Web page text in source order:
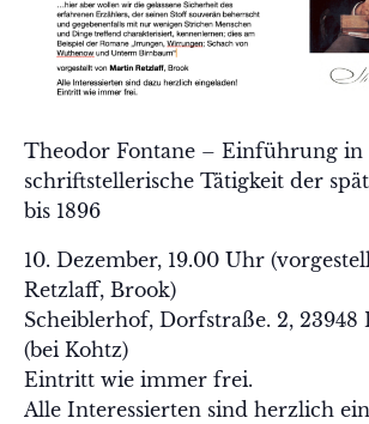
Theodor Fontane – Einführung in
schriftstellerische Tätigkeit der
bis 1896
10. Dezember, 19.00 Uhr
Retzlaff, Brook)
Scheiblerhof, Dorfstraße. 2, 23948
(bei Kohtz)
Eintritt wie immer frei.
Alle Interessierten sind herzlich